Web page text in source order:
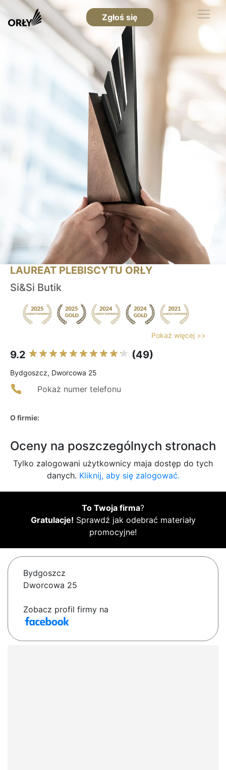
Zgłoś się
LAUREAT PLEBISCYTU ORŁY
Si&Si Butik
Pokaż więcej >>
9.2 (49)
Bydgoszcz, Dworcowa 25
Pokaż numer telefonu
O firmie:
Oceny na poszczególnych stronach
Tylko zalogowani użytkownicy maja dostęp do tych
danych. Kliknij, aby się zalogować.
To Twoja firma?
Gratulacje! Sprawdź jak odebrać materiały
promocyjne!
Bydgoszcz
Dworcowa 25
Zobacz profil firmy na